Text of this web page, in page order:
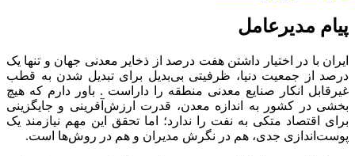
پیام مدیرعامل
ایران با در اختیار داشتن هفت درصد از ذخایر معدنی جهان و تنها یک
درصد از جمعیت دنیا، ظرفیتی بی‌بدیل برای تبدیل شدن به قطب
غیرقابل انکار صنایع معدنی منطقه را داراست . باور دارم که هیچ
بخشی در کشور به اندازه معدن، قدرت ارزش‌آفرینی و جایگزینی
برای اقتصاد متکی به نفت را ندارد؛ اما تحقق این مهم نیازمند یک
پوست‌اندازی جدی، هم در نگرش مدیران و هم در روش‌ها است.